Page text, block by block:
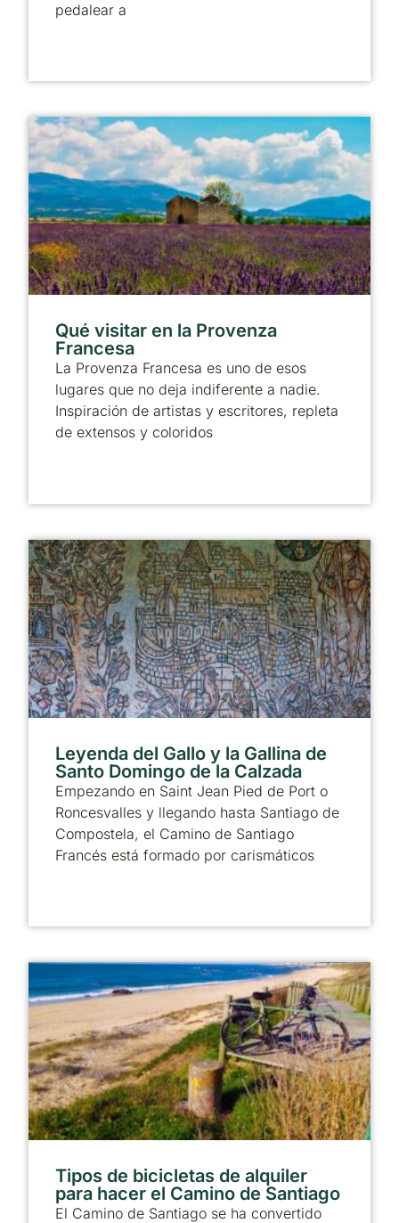
pedalear a
Qué visitar en la Provenza
Francesa
La Provenza Francesa es uno de esos
lugares que no deja indiferente a nadie.
Inspiración de artistas y escritores, repleta
de extensos y coloridos
Leyenda del Gallo y la Gallina de
Santo Domingo de la Calzada
Empezando en Saint Jean Pied de Port o
Roncesvalles y llegando hasta Santiago de
Compostela, el Camino de Santiago
Francés está formado por carismáticos
Tipos de bicicletas de alquiler
para hacer el Camino de Santiago
El Camino de Santiago se ha convertido